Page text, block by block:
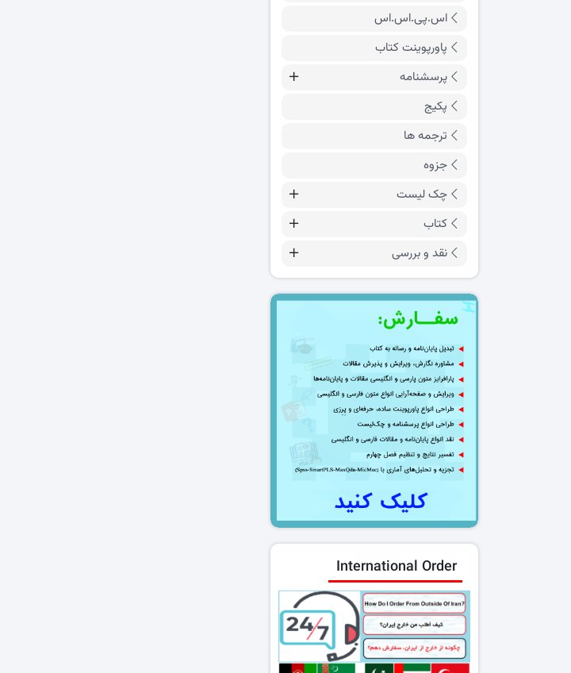
اس.پی.اس.اس
پاورپوینت کتاب
پرسشنامه
پکیج
ترجمه ها
جزوه
چک لیست
کتاب
نقد و بررسی
International Order